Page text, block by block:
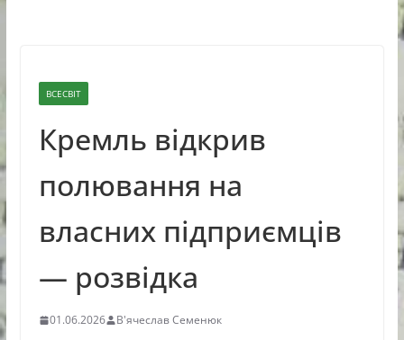
ВСЕСВІТ
Кремль відкрив
полювання на
власних підприємців
— розвідка
01.06.2026 В'ячеслав Семенюк